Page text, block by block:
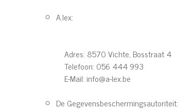
A.lex:
Adres: 8570 Vichte, Bosstraat 4
Telefoon: 056 444 993
E-Mail: info@a-lex.be
De Gegevensbeschermingsautoriteit: